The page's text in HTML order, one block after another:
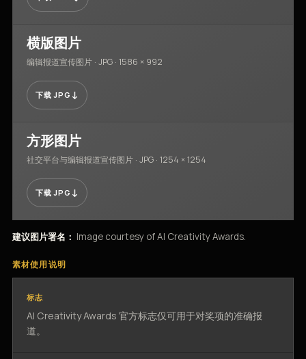
横版图片
编辑报道宣传图片 · JPG · 1586 × 992
下载 JPG ↓
方形图片
社交平台与编辑报道宣传图片 · JPG · 1254 × 1254
下载 JPG ↓
建议图片署名： Image courtesy of AI Creativity Awards.
素材使用说明
标志
AI Creativity Awards 官方标志仅可用于对奖项的准确报
道。